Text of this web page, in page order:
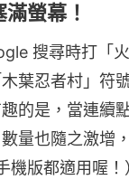
滿螢幕！
搜尋時打「
葉忍者村」符
的是，當連續
量也隨之激增
版都適用喔！